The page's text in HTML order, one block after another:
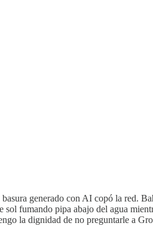
generado con AI copó la red.
fumando pipa abajo del agua
la dignidad de no preguntarle a